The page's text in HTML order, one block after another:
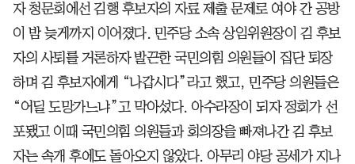
자 청문회에선 김행 후보자의 자료 제출 문제로 여야 간 공방
이 밤 늦게까지 이어졌다. 민주당 소속 상임위원장이 김 후보
자의 사퇴를 거론하자 발끈한 국민의힘 의원들이 집단 퇴장
하며 김 후보자에게 “나갑시다”라고 했고, 민주당 의원들은
“어딜 도망가느냐”고 막아섰다. 아수라장이 되자 정회가 선
포됐고 이때 국민의힘 의원들과 회의장을 빠져나간 김 후보
자는 속개 후에도 돌아오지 않았다. 아무리 야당 공세가 지나